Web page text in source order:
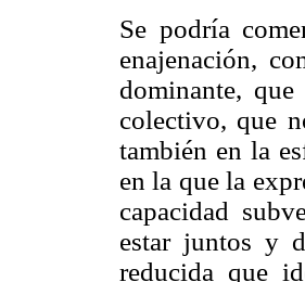
Se podría
enajenación,
dominante,
colectivo, que
también en la
en la que la
capacidad
estar juntos y
reducida que